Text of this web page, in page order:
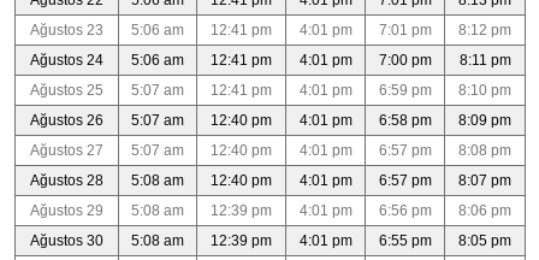
Ağustos 23
5:06 am 12:41 pm 4:01 pm 7:01 pm
8:12 pm
Ağustos 24
5:06 am 12:41 pm 4:01 pm 7:00 pm
8:11 pm
Ağustos 25
5:07 am 12:41 pm 4:01 pm 6:59 pm
8:10 pm
Ağustos 26
5:07 am 12:40 pm 4:01 pm 6:58 pm
8:09 pm
Ağustos 27
5:07 am 12:40 pm 4:01 pm 6:57 pm
8:08 pm
Ağustos 28
5:08 am 12:40 pm 4:01 pm 6:57 pm
8:07 pm
Ağustos 29
5:08 am 12:39 pm 4:01 pm 6:56 pm
8:06 pm
Ağustos 30
5:08 am 12:39 pm 4:01 pm 6:55 pm
8:05 pm